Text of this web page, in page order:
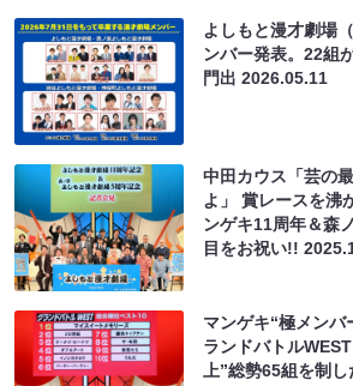
よしもと漫才劇場
ンバー発表。22組
門出2026.05.11
中田カウス「芸の
よ」 賞レースを沸
ンゲキ11周年＆森
目をお祝い!!
マンゲキ“極メンバ
ランドバトル
上”総勢65組を制